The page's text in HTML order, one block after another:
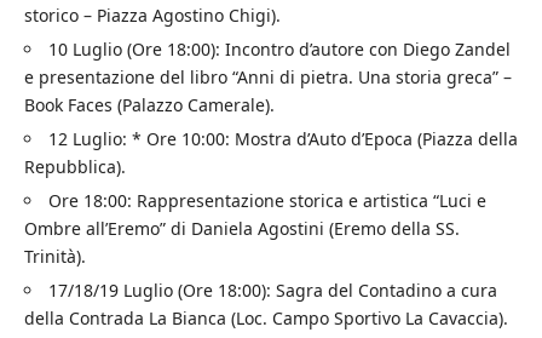
storico – Piazza Agostino Chigi).
10 Luglio (Ore 18:00): Incontro d’autore con Diego Zandel
e presentazione del libro “Anni di pietra. Una storia greca” –
Book Faces (Palazzo Camerale).
12 Luglio: * Ore 10:00: Mostra d’Auto d’Epoca (Piazza della
Repubblica).
Ore 18:00: Rappresentazione storica e artistica “Luci e
Ombre all’Eremo” di Daniela Agostini (Eremo della SS.
Trinità).
17/18/19 Luglio (Ore 18:00): Sagra del Contadino a cura
della Contrada La Bianca (Loc. Campo Sportivo La Cavaccia).